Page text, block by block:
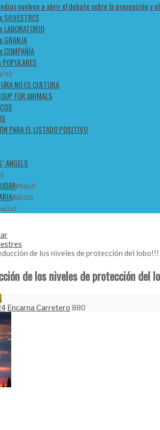
vuelven a abrir el debate sobre la prevención y
SILVESTRES
GRANJA
COMPAÑÍA
NO ES CULTURA
FOR ANIMALS
PARA EL LISTADO POSITIVO
ANGELS
#1bb5d1
#bf035b
de los niveles de protección del lobo!!!
de los niveles de protección del
Encarna Carretero 880